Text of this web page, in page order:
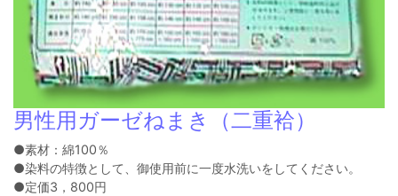
男性用ガーゼねまき（二重袷）
●素材：綿100％
●染料の特徴として、御使用前に一度水洗いをしてください。
●定価3，800円